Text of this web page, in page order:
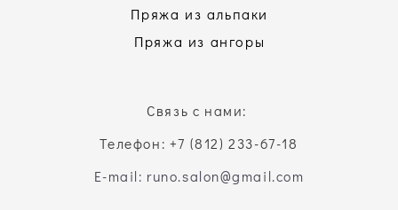
Пряжа из альпаки
Пряжа из ангоры
Связь с нами:
Телефон: +7 (812) 233-67-18
E-mail: runo.salon@gmail.com